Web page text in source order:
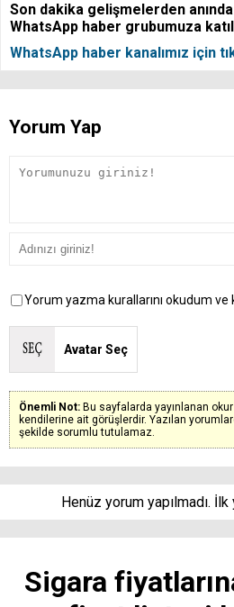
Son dakika gelişmelerden
WhatsApp haber grubumuza
WhatsApp haber kanalımız için
Yorum Yap
Yorum yazma kurallarını okudum ve
Avatar Seç
Önemli Not: Bu sayfalarda yayınlanan
kendilerine ait görüşlerdir. Yazılan
şekilde sorumlu tutulamaz.
Henüz yorum yapılmadı.
Sigara